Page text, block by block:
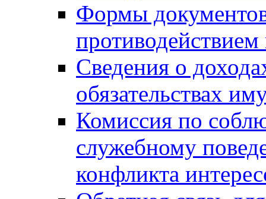
Формы
Сведения о
обязательствах
Комиссия по
служебному
конфликта